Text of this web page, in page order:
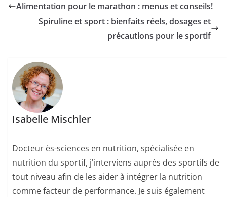
Alimentation pour le marathon : menus et conseils!
Spiruline et sport : bienfaits réels, dosages et
précautions pour le sportif
Isabelle Mischler
Docteur ès-sciences en nutrition, spécialisée en
nutrition du sportif, j'interviens auprès des sportifs de
tout niveau afin de les aider à intégrer la nutrition
comme facteur de performance. Je suis également